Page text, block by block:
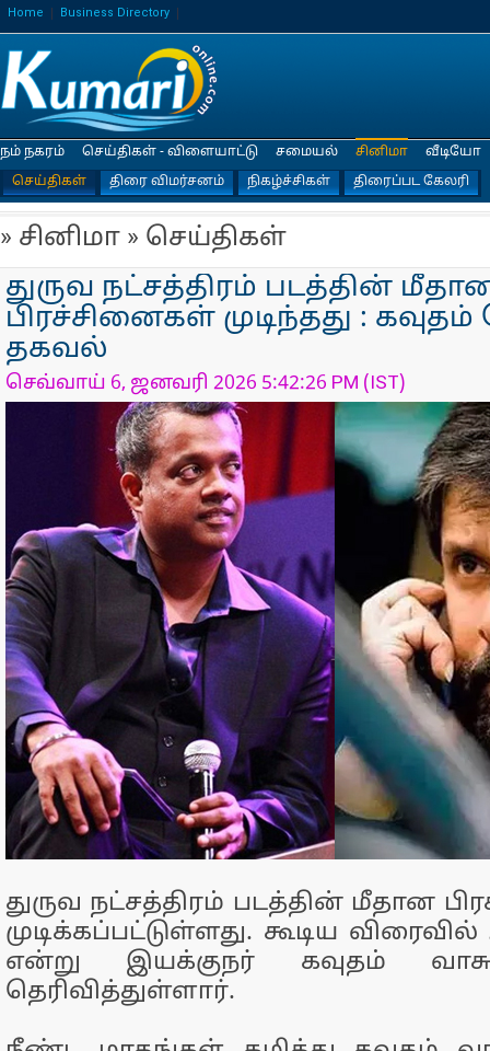
Home Business Directory
நம் நகரம் செய்திகள் - விளையாட்டு சமையல்
சினிமா
செய்திகள்
திரை விமர்சனம் நிகழ்ச்சிகள் திரைப்பட கேலரி
வீடியோ
» சினிமா » செய்திகள்
துருவ நட்சத்திரம் படத்தின்
பிரச்சினைகள் முடிந்தது :
தகவல்
செவ்வாய் 6, ஜனவரி 2026 5:42:26 PM (IST)
துருவ நட்சத்திரம் படத்தின் மீதான
முடிக்கப்பட்டுள்ளது. கூடிய விரைவில்
என்று இயக்குநர் கவுதம்
தெரிவித்துள்ளார்.